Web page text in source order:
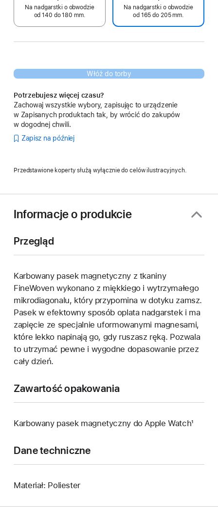
Na nadgarstki o obwodzie
od 140 do 180 mm.
Na nadgarstki o obwodzie
od 165 do 205 mm.
Włóż do torby
Potrzebujesz więcej czasu?
Zachowaj wszystkie wybory, zapisując to urządzenie
w Zapisanych produktach tak, by wrócić do zakupów
w dogodnej chwili.
Zapisz na później
Przedstawione koperty służą wyłącznie do celów ilustracyjnych.
Informacje o produkcie
Przegląd
Karbowany pasek magnetyczny z tkaniny
FineWoven wykonano z miękkiego i wytrzymałego
mikrodiagonalu, który przypomina w dotyku zamsz.
Pasek w efektowny sposób oplata nadgarstek i ma
zapięcie ze specjalnie uformowanymi magnesami,
które lekko napinają go, gdy ruszasz ręką. Pozwala
to utrzymać pewne i wygodne dopasowanie przez
cały dzień.
Zawartość opakowania
Karbowany pasek magnetyczny do Apple Watch¹
Dane techniczne
Materiał: Poliester